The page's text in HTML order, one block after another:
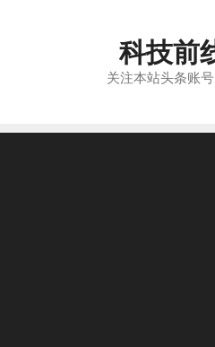
科技前
关注本站头条账